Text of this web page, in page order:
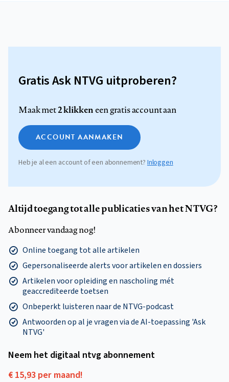
Gratis Ask NTVG uitproberen?
Maak met2 klikkeneen gratis account aan
ACCOUNT AANMAKEN
Heb je al een account of een abonnement? Inloggen
Altijd toegang tot alle publicaties van het NTVG?
Abonneer vandaag nog!
Online toegang tot alle artikelen
Gepersonaliseerde alerts voor artikelen en dossiers
Artikelen voor opleiding en nascholing mét
geaccrediteerde toetsen
Onbeperkt luisteren naar de NTVG-podcast
Antwoorden op al je vragen via de AI-toepassing 'Ask
NTVG'
Neem het digitaal ntvg abonnement
€ 15,93 per maand!